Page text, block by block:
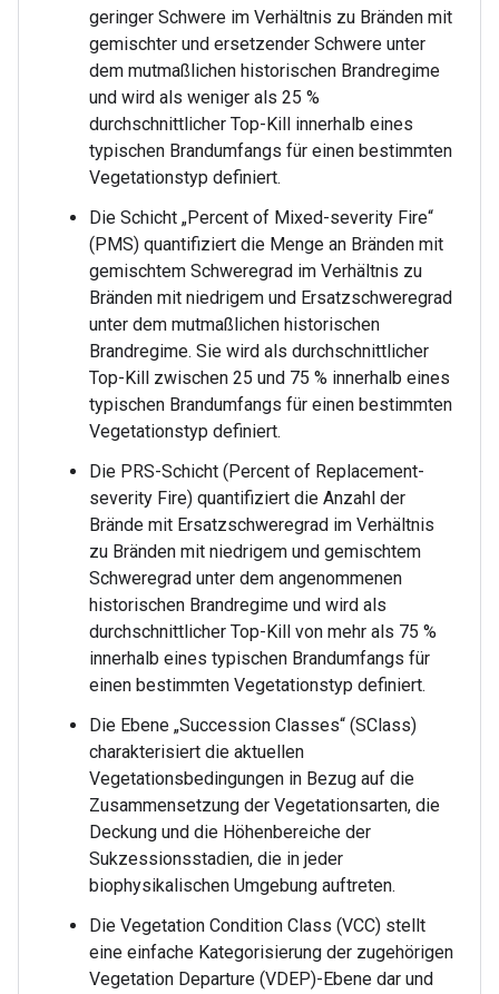
geringer Schwere im Verhältnis zu Bränden mit
gemischter und ersetzender Schwere unter
dem mutmaßlichen historischen Brandregime
und wird als weniger als 25 %
durchschnittlicher Top-Kill innerhalb eines
typischen Brandumfangs für einen bestimmten
Vegetationstyp definiert.
Die Schicht „Percent of Mixed-severity Fire“
(PMS) quantifiziert die Menge an Bränden mit
gemischtem Schweregrad im Verhältnis zu
Bränden mit niedrigem und Ersatzschweregrad
unter dem mutmaßlichen historischen
Brandregime. Sie wird als durchschnittlicher
Top-Kill zwischen 25 und 75 % innerhalb eines
typischen Brandumfangs für einen bestimmten
Vegetationstyp definiert.
Die PRS-Schicht (Percent of Replacement-
severity Fire) quantifiziert die Anzahl der
Brände mit Ersatzschweregrad im Verhältnis
zu Bränden mit niedrigem und gemischtem
Schweregrad unter dem angenommenen
historischen Brandregime und wird als
durchschnittlicher Top-Kill von mehr als 75 %
innerhalb eines typischen Brandumfangs für
einen bestimmten Vegetationstyp definiert.
Die Ebene „Succession Classes“ (SClass)
charakterisiert die aktuellen
Vegetationsbedingungen in Bezug auf die
Zusammensetzung der Vegetationsarten, die
Deckung und die Höhenbereiche der
Sukzessionsstadien, die in jeder
biophysikalischen Umgebung auftreten.
Die Vegetation Condition Class (VCC) stellt
eine einfache Kategorisierung der zugehörigen
Vegetation Departure (VDEP)-Ebene dar und